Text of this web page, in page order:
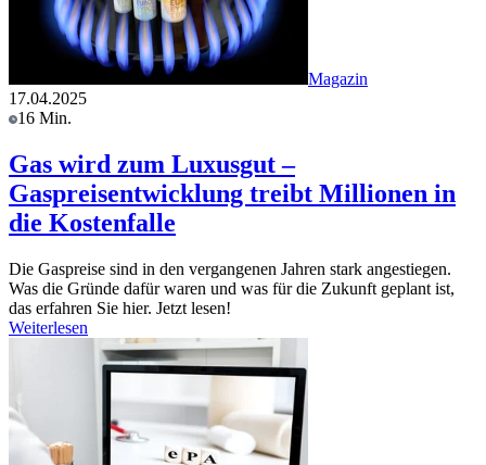
Magazin
17.04.2025
16 Min.
Gas wird zum Luxusgut –
Gaspreisentwicklung treibt Millionen in
die Kostenfalle
Die Gaspreise sind in den vergangenen Jahren stark angestiegen.
Was die Gründe dafür waren und was für die Zukunft geplant ist,
das erfahren Sie hier. Jetzt lesen!
Weiterlesen